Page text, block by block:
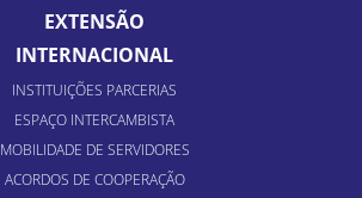
EXTENSÃO
INTERNACIONAL
INSTITUIÇÕES PARCERIAS
ESPAÇO INTERCAMBISTA
MOBILIDADE DE SERVIDORES
ACORDOS DE COOPERAÇÃO